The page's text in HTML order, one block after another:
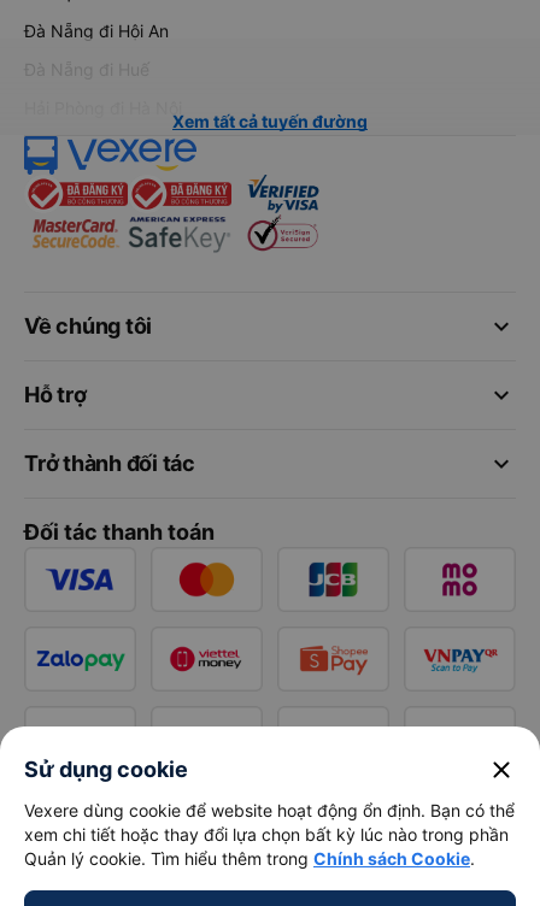
Đà Nẵng đi Hội An
Đà Nẵng đi Huế
Xem tất cả tuyến đường
keyboard_arrow_down
Về chúng tôi
keyboard_arrow_down
Hỗ trợ
keyboard_arrow_down
Trở thành đối tác
Đối tác thanh toán
Sử dụng cookie close
Vexere dùng cookie để website hoạt động ổn định. Bạn có thể
xem chi tiết hoặc thay đổi lựa chọn bất kỳ lúc nào trong phần
Quản lý cookie. Tìm hiểu thêm trong Chính sách Cookie.